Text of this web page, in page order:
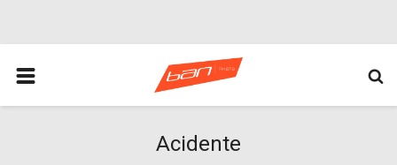
HOME
ESPORTES
Acidente